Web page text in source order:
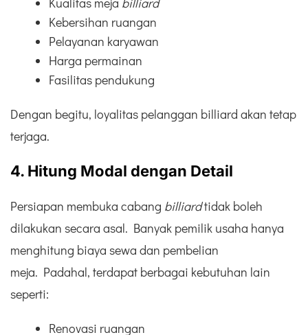
Kebersihan ruangan
Pelayanan karyawan
Harga permainan
Fasilitas pendukung
Dengan begitu, loyalitas pelanggan billiard akan tetap
terjaga.
4. Hitung Modal dengan Detail
Persiapan membuka cabang billiardtidak boleh
dilakukan secara asal. Banyak pemilik usaha hanya
menghitung biaya sewa dan pembelian
meja. Padahal, terdapat berbagai kebutuhan lain
seperti:
Renovasi ruangan